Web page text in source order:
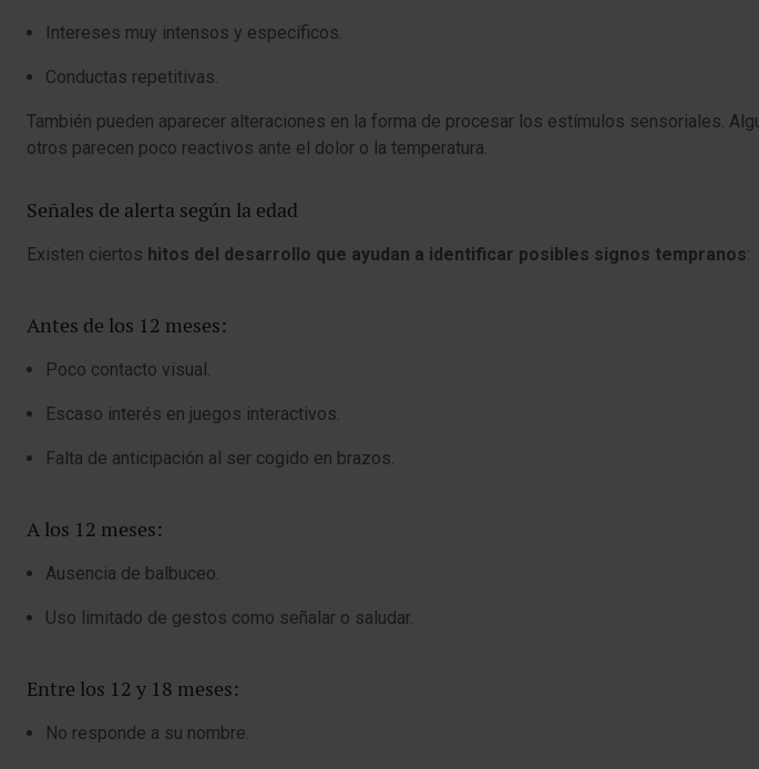
Intereses muy intensos y específicos.
Conductas repetitivas.
También pueden aparecer alteraciones en la forma de procesar los estímulos sensoriales.
otros parecen poco reactivos ante el dolor o la temperatura.
Señales de alerta según la edad
Existen ciertos hitos del desarrollo que ayudan a identificar posibles signos tempranos:
Antes de los 12 meses:
Poco contacto visual.
Escaso interés en juegos interactivos.
Falta de anticipación al ser cogido en brazos.
A los 12 meses:
Ausencia de balbuceo.
Uso limitado de gestos como señalar o saludar.
Entre los 12 y 18 meses:
No responde a su nombre.